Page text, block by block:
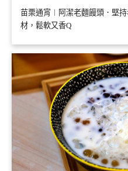
苗栗通宵︱阿潔老麵饅頭．堅
材，鬆軟又香Q